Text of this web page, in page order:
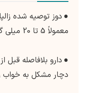
● دوز توصیه شده
معمولاً 5 تا 20 میلی گرم است.
● دارو بلافاصله قبل
دچار مشکل به